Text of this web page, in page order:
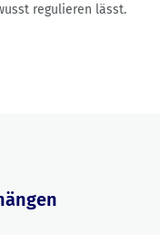
regulieren lässt.